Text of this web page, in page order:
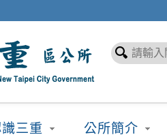
三重 公所簡介